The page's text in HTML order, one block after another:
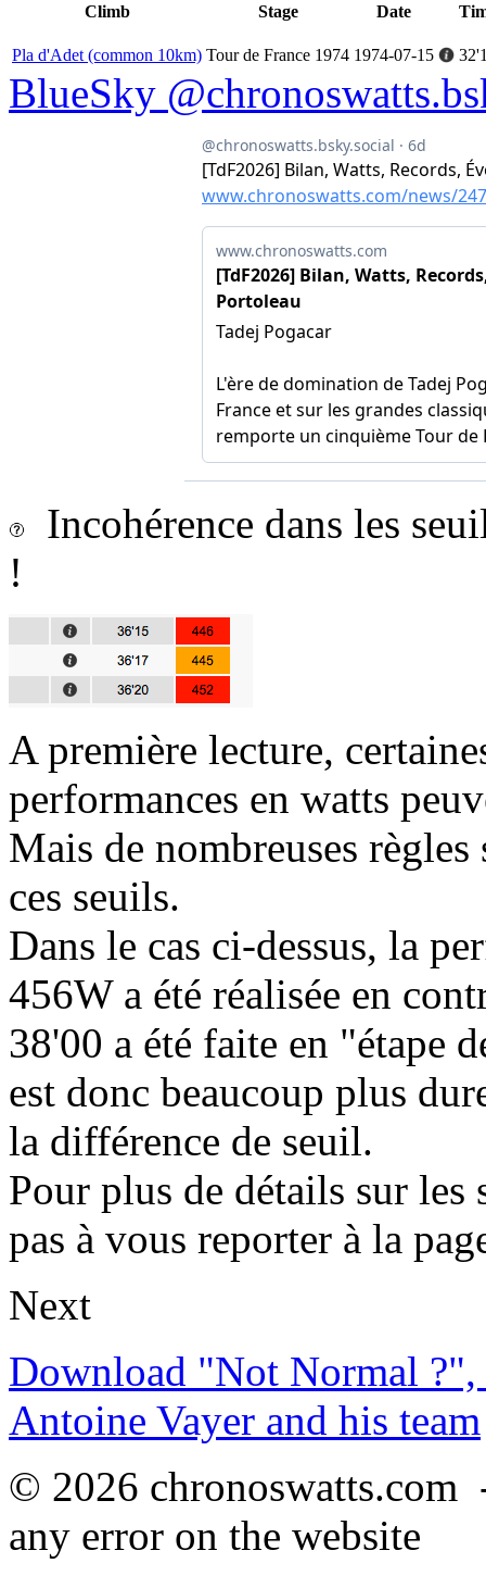
Climb Stage Date
Pla d'Adet (common 10km) Tour de France 1974 1974-07-15
BlueSky
Incohérence dans les
!
A première lecture,
performances en watts
Mais de nombreuses
ces seuils.
Dans le cas ci-dessus, la
456W a été réalisée en
38'00 a été faite en "étape
est donc beaucoup plus
la différence de seuil.
Pour plus de détails sur les
pas à vous reporter à la
Next
Download "Not Normal ?",
Antoine Vayer and his team
© 2026
any error on the website